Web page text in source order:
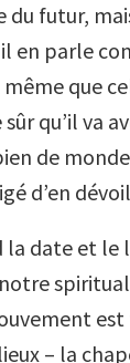
du futur,
en parle
que
qu’il va
de
d’en
date et le
est
– la